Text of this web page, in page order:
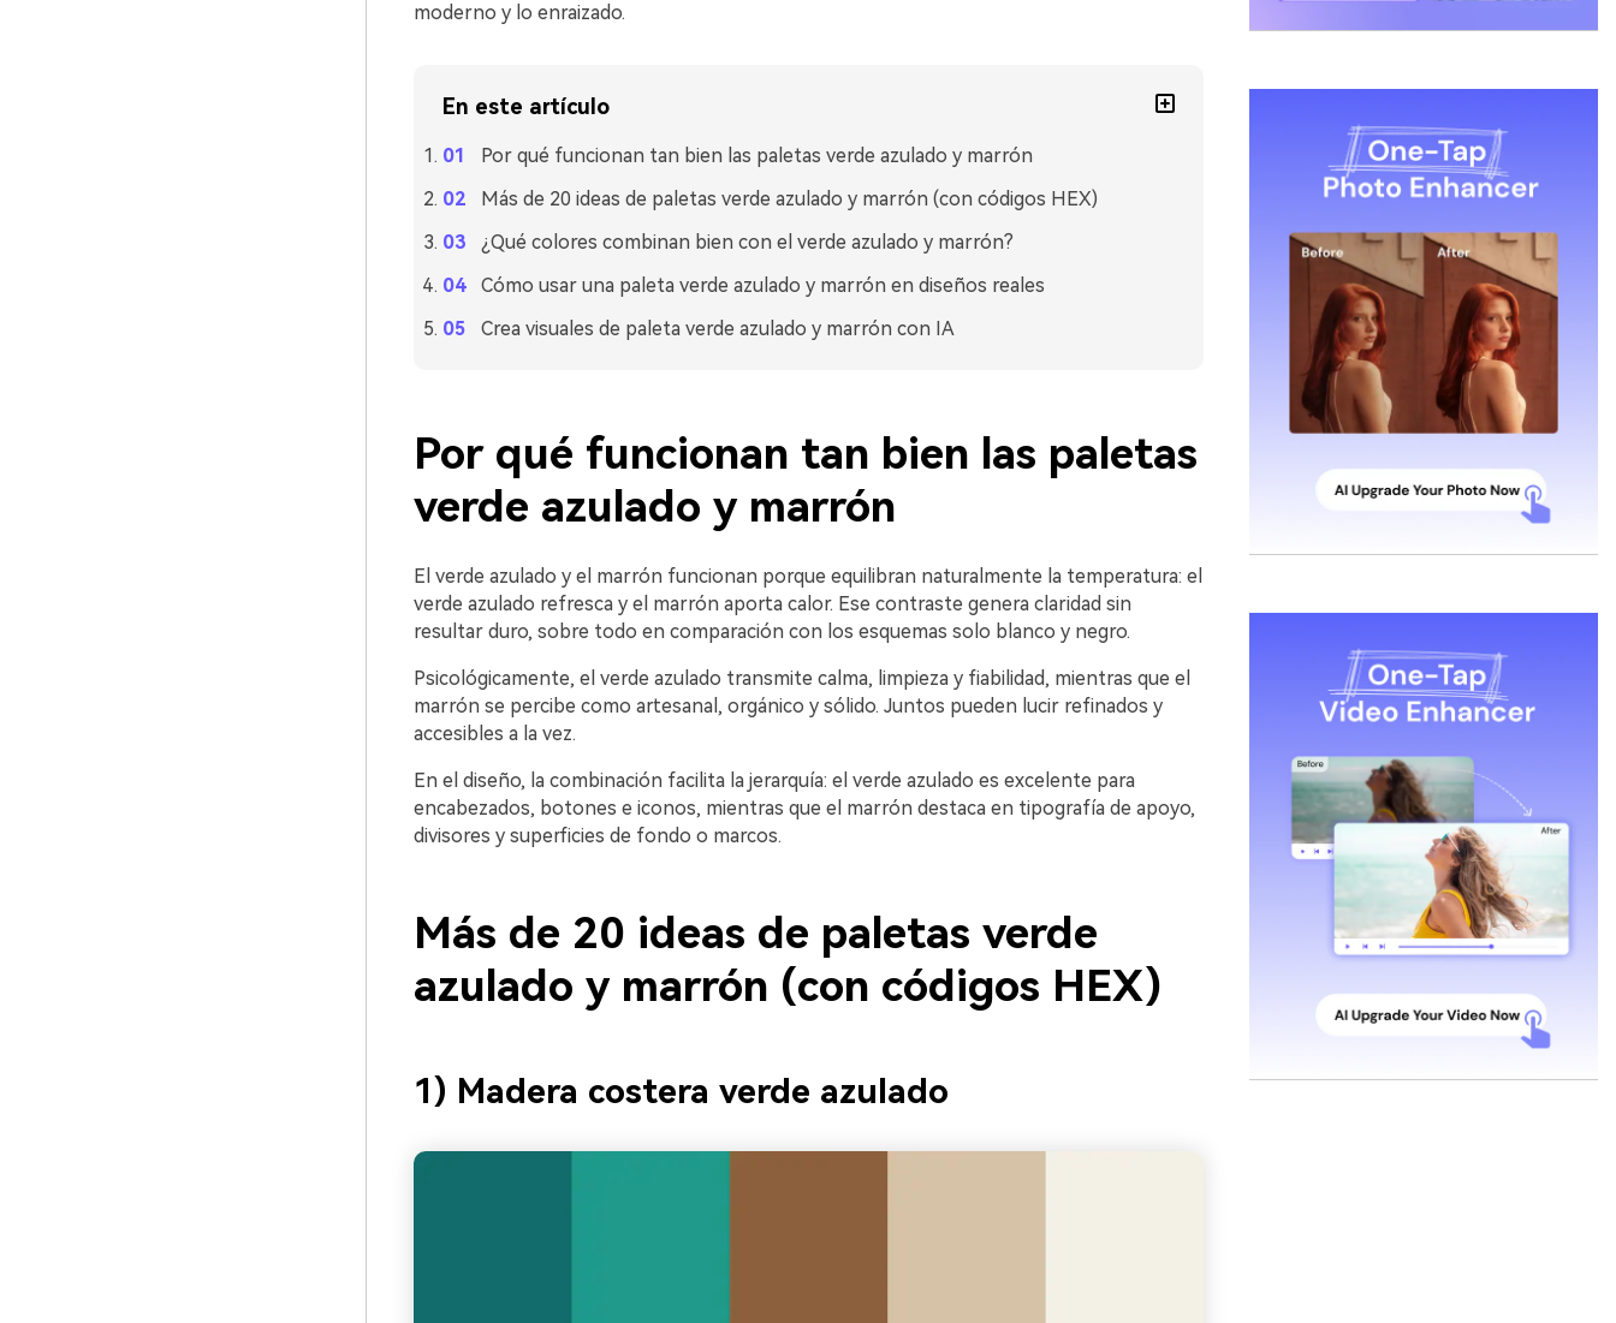
moderno y lo enraizado.
En este artículo
Por qué funcionan tan bien las paletas verde azulado y marrón
Más de 20 ideas de paletas verde azulado y marrón (con códigos HEX)
¿Qué colores combinan bien con el verde azulado y marrón?
Cómo usar una paleta verde azulado y marrón en diseños reales
Crea visuales de paleta verde azulado y marrón con IA
Por qué funcionan tan bien las paletas
verde azulado y marrón
El verde azulado y el marrón funcionan porque equilibran naturalmente la temperatura: el
verde azulado refresca y el marrón aporta calor. Ese contraste genera claridad sin
resultar duro, sobre todo en comparación con los esquemas solo blanco y negro.
Psicológicamente, el verde azulado transmite calma, limpieza y fiabilidad, mientras que el
marrón se percibe como artesanal, orgánico y sólido. Juntos pueden lucir refinados y
accesibles a la vez.
En el diseño, la combinación facilita la jerarquía: el verde azulado es excelente para
encabezados, botones e iconos, mientras que el marrón destaca en tipografía de apoyo,
divisores y superficies de fondo o marcos.
Más de 20 ideas de paletas verde
azulado y marrón (con códigos HEX)
1) Madera costera verde azulado